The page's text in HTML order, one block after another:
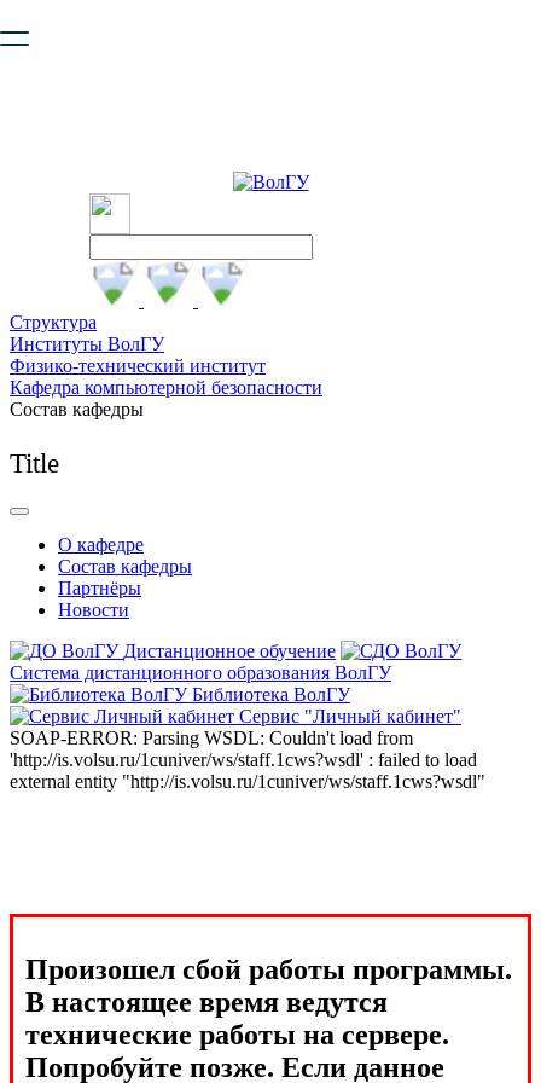
безопасную работу с сайтом. Пожалуйста
Структура
Институты ВолГУ
Физико-технический институт
Кафедра компьютерной безопасности
Состав кафедры
Title
О кафедре
Состав кафедры
Партнёры
Новости
Дистанционное обучение
Система дистанционного образования ВолГУ
Библиотека ВолГУ
Сервис "Личный кабинет"
SOAP-ERROR: Parsing WSDL: Couldn't load from
'http://is.volsu.ru/1cuniver/ws/staff.1cws?wsdl' : failed to load
external entity "http://is.volsu.ru/1cuniver/ws/staff.1cws?wsdl"
Произошел сбой работы программы.
В настоящее время ведутся
технические работы на сервере.
Попробуйте позже. Если данное